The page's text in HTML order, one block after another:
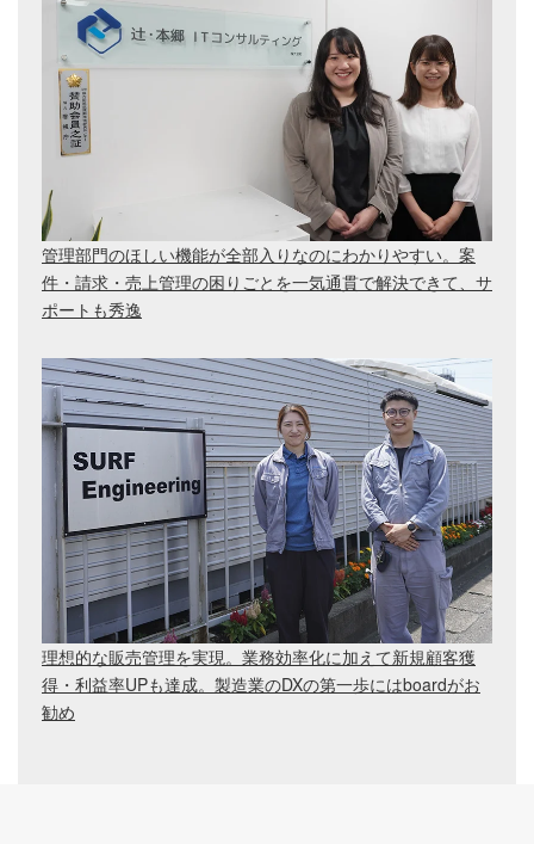
管理部門のほしい機能が全部入りなのにわかりやすい。案
件・請求・売上管理の困りごとを一気通貫で解決できて、サ
ポートも秀逸
理想的な販売管理を実現。業務効率化に加えて新規顧客獲
得・利益率UPも達成。製造業のDXの第一歩にはboardがお
勧め